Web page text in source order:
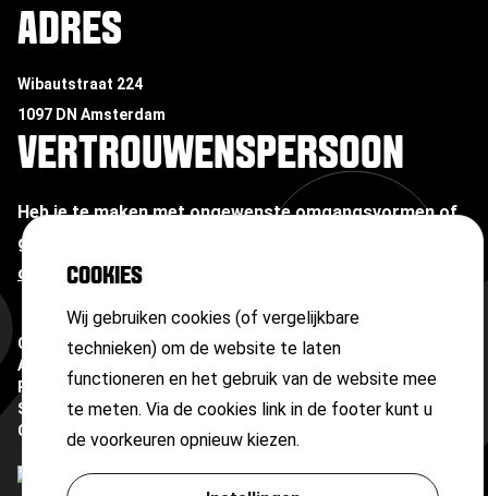
COOKIES
Wij gebruiken cookies (of vergelijkbare
technieken) om de website te laten
functioneren en het gebruik van de website mee
te meten. Via de cookies link in de footer kunt u
de voorkeuren opnieuw kiezen.
ADRES
Wibautstraat 224
1097 DN Amsterdam
VERTROUWENSPERSOON
Heb je te maken met ongewenste omgangsvormen of
grensoverschrijdend gedrag?
onze vertrouwenspersoon
Copyright ©2026
Algemene voorwaarden
Privacyverklaring
Sitemap
Cookies